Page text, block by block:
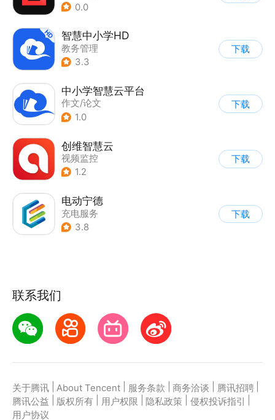
0.0
智慧中小学HD
教务管理
3.3
下载
中小学智慧云平台
作文/论文
1.0
下载
创维智慧云
视频监控
1.2
下载
电动宁德
充电服务
3.8
下载
联系我们
关于腾讯 About Tencent 服务条款 商务洽谈 腾讯招聘
腾讯公益
版权所有 用户权限 隐私政策 侵权投诉指引
用户协议